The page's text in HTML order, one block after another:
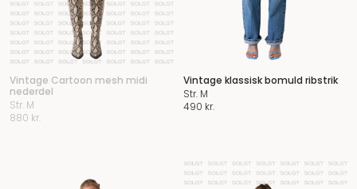
Vintage Cartoon mesh midi
nederdel
Str. M
880 kr.
Vintage klassisk bomuld ribstrik
Str. M
490 kr.